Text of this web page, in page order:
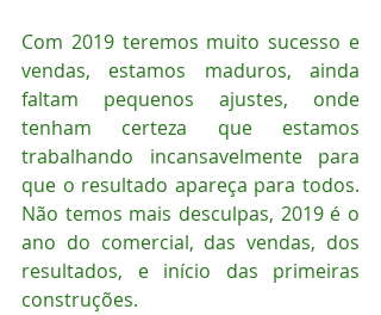
Com 2019 teremos muito sucesso e
vendas, estamos maduros, ainda
faltam pequenos ajustes, onde
tenham certeza que estamos
trabalhando incansavelmente para
que o resultado apareça para todos.
Não temos mais desculpas, 2019 é o
ano do comercial, das vendas, dos
resultados, e início das primeiras
construções.